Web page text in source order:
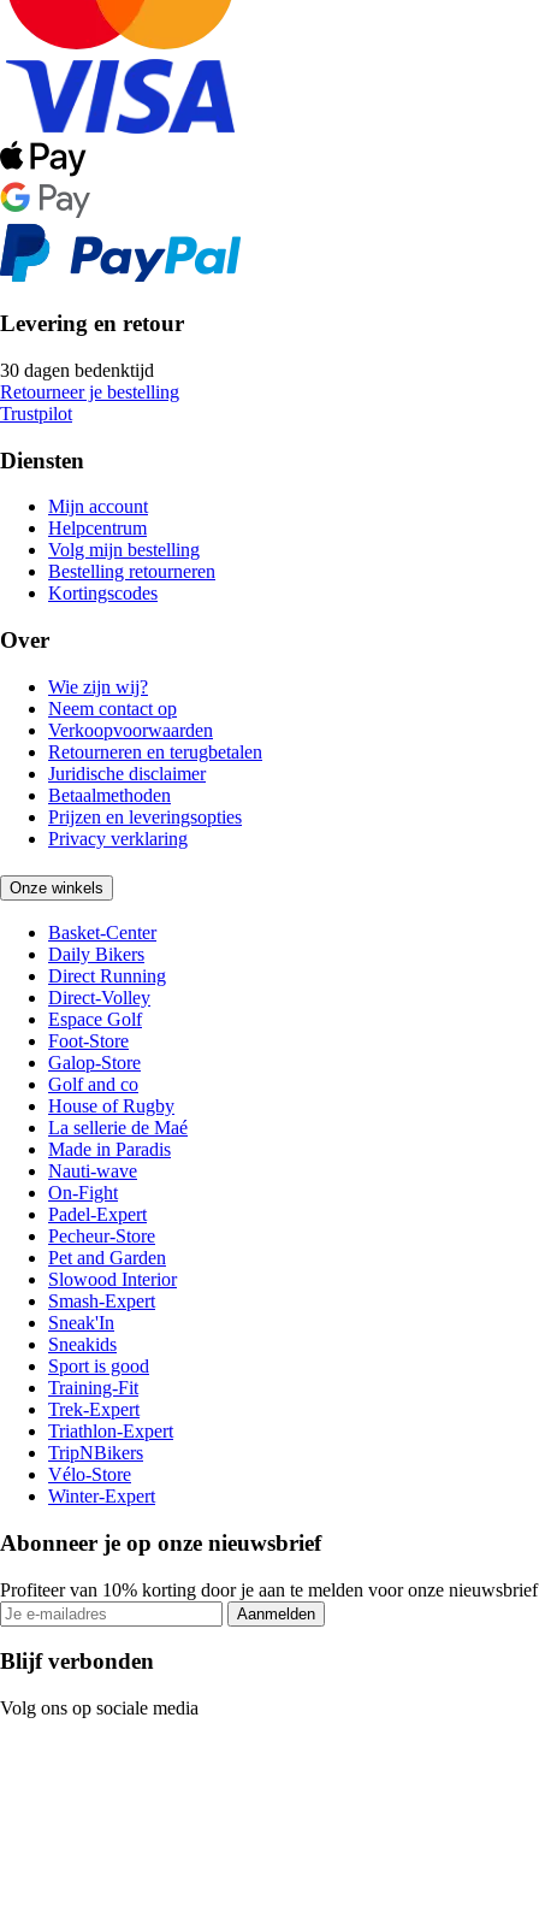
Levering en retour
30 dagen bedenktijd
Retourneer je bestelling
Trustpilot
Diensten
Mijn account
Helpcentrum
Volg mijn bestelling
Bestelling retourneren
Kortingscodes
Over
Wie zijn wij?
Neem contact op
Verkoopvoorwaarden
Retourneren en terugbetalen
Juridische disclaimer
Betaalmethoden
Prijzen en leveringsopties
Privacy verklaring
Onze winkels
Basket-Center
Daily Bikers
Direct Running
Direct-Volley
Espace Golf
Foot-Store
Galop-Store
Golf and co
House of Rugby
La sellerie de Maé
Made in Paradis
Nauti-wave
On-Fight
Padel-Expert
Pecheur-Store
Pet and Garden
Slowood Interior
Smash-Expert
Sneak'In
Sneakids
Sport is good
Training-Fit
Trek-Expert
Triathlon-Expert
TripNBikers
Vélo-Store
Winter-Expert
Abonneer je op onze nieuwsbrief
Profiteer van 10% korting door je aan te melden voor onze nieuwsbrief
Aanmelden
Blijf verbonden
Volg ons op sociale media